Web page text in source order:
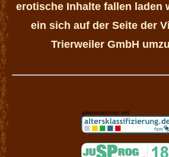
erotische Inhalte fallen laden
ein sich auf der Seite der
Trierweiler GmbH